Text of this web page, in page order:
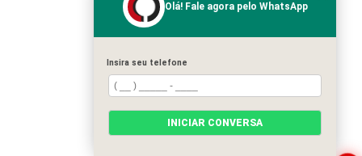
Olá! Fale agora pelo WhatsApp
Insira seu telefone
INICIAR CONVERSA